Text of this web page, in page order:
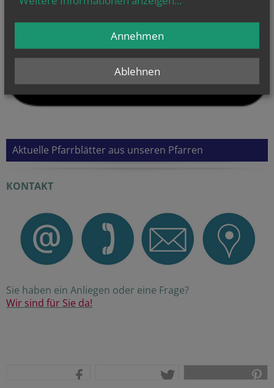
Aktuelle Pfarrblätter aus unseren Pfarren
KONTAKT
Sie haben ein Anliegen oder eine Frage?
Wir sind für Sie da!
Ablehnen
Annehmen